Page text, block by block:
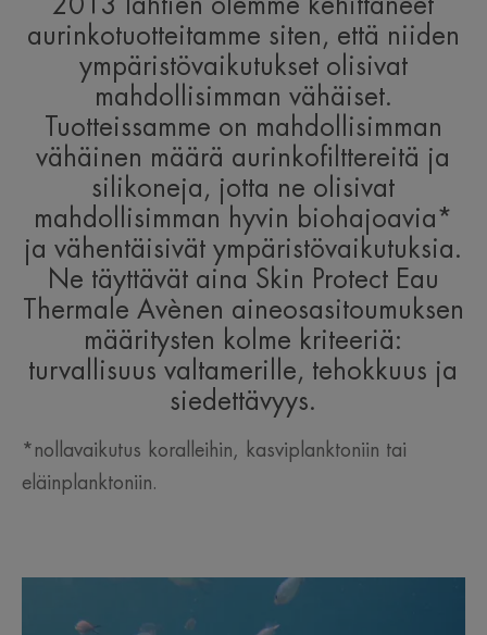
2013 lähtien olemme kehittäneet
aurinkotuotteitamme siten, että niiden
ympäristövaikutukset olisivat
mahdollisimman vähäiset.
Tuotteissamme on mahdollisimman
vähäinen määrä aurinkofilttereitä ja
silikoneja, jotta ne olisivat
mahdollisimman hyvin biohajoavia*
ja vähentäisivät ympäristövaikutuksia.
Ne täyttävät aina Skin Protect Eau
Thermale Avènen aineosasitoumuksen
määritysten kolme kriteeriä:
turvallisuus valtamerille, tehokkuus ja
siedettävyys.
*nollavaikutus koralleihin, kasviplanktoniin tai
eläinplanktoniin.